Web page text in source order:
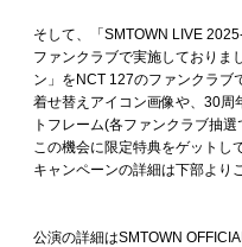
そして、「SMTOWN LIVE
ファンクラブで実施しておりま
ン」をNCT 127のファンクラブ
着せ替えアイコン画像や、30周
トフレーム(各ファンクラブ抽
この機会に限定特典をゲットし
キャンペーンの詳細は下部より
公演の詳細はSMTOWN